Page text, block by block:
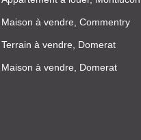
Maison à vendre, Commentry
Terrain à vendre, Domerat
Maison à vendre, Domerat